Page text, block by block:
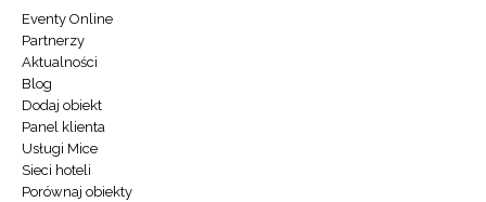
Eventy Online
Partnerzy
Aktualności
Blog
Dodaj obiekt
Panel klienta
Usługi Mice
Sieci hoteli
Porównaj obiekty